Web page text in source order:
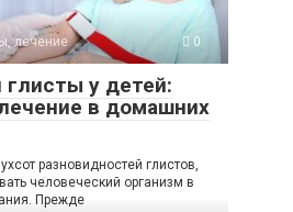
лечение 0
у детей:
в домашних
разновидностей глистов,
человеческий организм в
Прежде